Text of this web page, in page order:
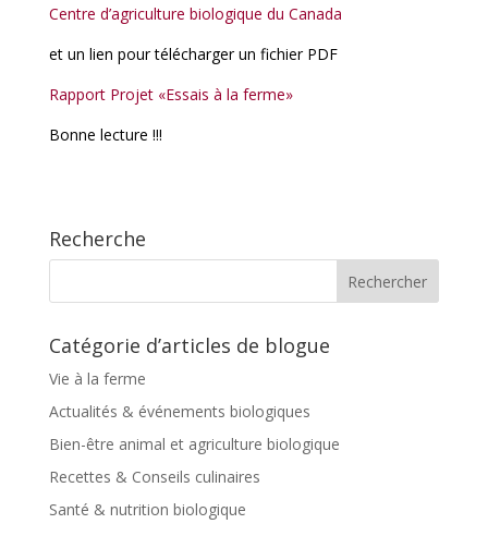
Centre d’agriculture biologique du Canada
et un lien pour télécharger un fichier PDF
Rapport Projet «Essais à la ferme»
Bonne lecture !!!
Recherche
Catégorie d’articles de blogue
Vie à la ferme
Actualités & événements biologiques
Bien-être animal et agriculture biologique
Recettes & Conseils culinaires
Santé & nutrition biologique